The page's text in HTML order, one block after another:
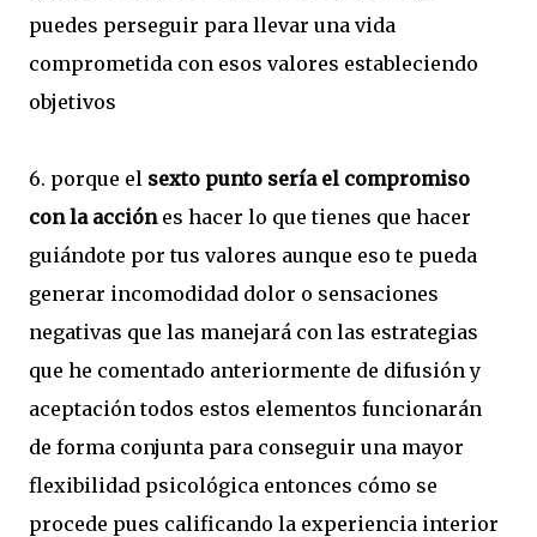
puedes perseguir para llevar una vida
comprometida con esos valores estableciendo
objetivos
6. porque el sexto punto sería el compromiso
con la acciónes hacer lo que tienes que hacer
guiándote por tus valores aunque eso te pueda
generar incomodidad dolor o sensaciones
negativas que las manejará con las estrategias
que he comentado anteriormente de difusión y
aceptación todos estos elementos funcionarán
de forma conjunta para conseguir una mayor
flexibilidad psicológica entonces cómo se
procede pues calificando la experiencia interior